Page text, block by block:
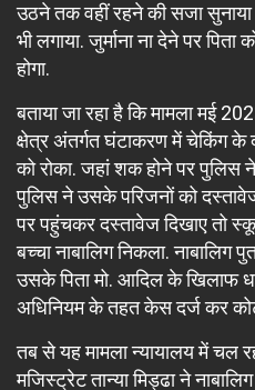
उठने तक वहीं रहने की सजा
भी लगाया. जुर्माना ना देने पर पिता
होगा.
बताया जा रहा है कि मामला मई
क्षेत्र अंतर्गत घंटाकरण में चेकिंग के
को रोका. जहां शक होने पर पुलिस
पुलिस ने उसके परिजनों को
पर पहुंचकर दस्तावेज दिखाए तो
बच्चा नाबालिग निकला. नाबालिग
उसके पिता मो. आदिल के खिलाफ
अधिनियम के तहत केस दर्ज कर
तब से यह मामला न्यायालय में चल
मजिस्ट्रेट तान्या मिड्ढा ने